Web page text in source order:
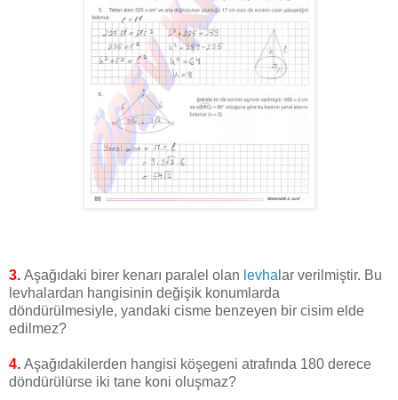
3. Aşağıdaki birer kenarı paralel olan levha lar verilmiştir. Bu
levhalardan hangisinin değişik konumlarda
döndürülmesiyle, yandaki cisme benzeyen bir cisim elde
edilmez?
4. Aşağıdakilerden hangisi köşegeni atrafında 180 derece
döndürülürse iki tane koni oluşmaz?